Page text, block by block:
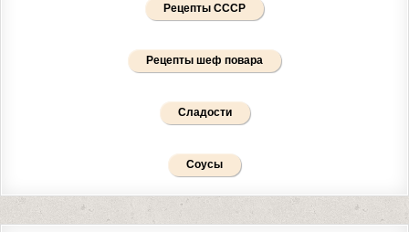
Рецепты СССР
Рецепты шеф повара
Сладости
Соусы